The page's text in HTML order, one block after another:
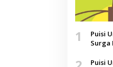
1
Puisi
Surga
Doa
Puisi